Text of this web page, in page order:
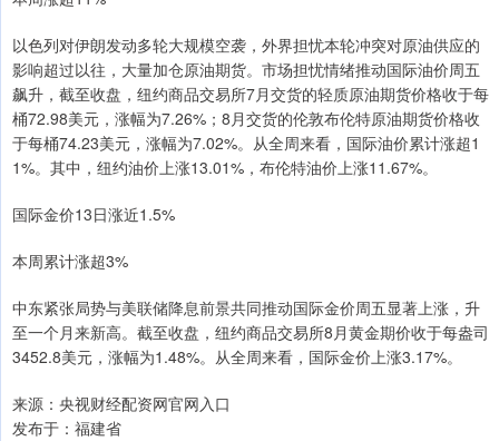
以色列对伊朗发动多轮大规模空袭，外界担忧本轮冲突对原油供应的
影响超过以往，大量加仓原油期货。市场担忧情绪推动国际油价周五
飙升，截至收盘，纽约商品交易所7月交货的轻质原油期货价格收于每
桶72.98美元，涨幅为7.26%；8月交货的伦敦布伦特原油期货价格收
于每桶74.23美元，涨幅为7.02%。从全周来看，国际油价累计涨超1
1%。其中，纽约油价上涨13.01%，布伦特油价上涨11.67%。
国际金价13日涨近1.5%
本周累计涨超3%
中东紧张局势与美联储降息前景共同推动国际金价周五显著上涨，升
至一个月来新高。截至收盘，纽约商品交易所8月黄金期价收于每盎司
3452.8美元，涨幅为1.48%。从全周来看，国际金价上涨3.17%。
来源：央视财经配资网官网入口
发布于：福建省